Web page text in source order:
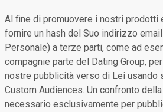
Al fine di promuovere i nostri prodotti
fornire un hash del Suo indirizzo
Personale) a terze parti, come ad
compagnie parte del Dating Group,
nostre pubblicità verso di Lei usando
Custom Audiences. Un confronto
necessario esclusivamente per